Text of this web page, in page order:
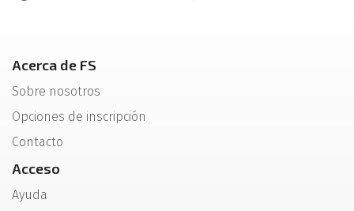
Acerca de FS
Sobre nosotros
Opciones de inscripción
Contacto
Acceso
Ayuda